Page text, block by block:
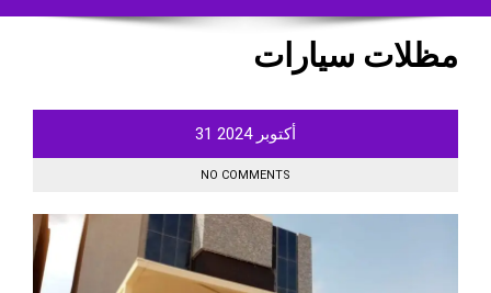
مظلات سيارات
أكتوبر 31 2024
NO COMMENTS